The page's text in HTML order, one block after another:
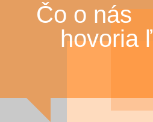
Čo o nás
hovoria